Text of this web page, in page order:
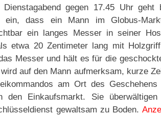
gegen 17.45 Uhr geht
ein, dass ein Mann im Globus-
ein langes Messer in seiner
etwa 20 Zentimeter lang mit
Messer und hält es für die
auf den Mann aufmerksam, kurze
am Ort des
den Einkaufsmarkt. Sie
gewaltsam zu Boden.